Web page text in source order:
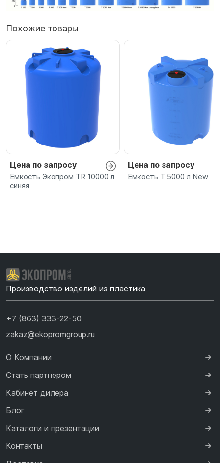
Похожие товары
Цена по запросу
Емкость Экопром TR 10000 л
синяя
Цена по запросу
Емкость T 5000 л New
Производство изделий из пластика
+7 (863) 333-22-50
zakaz@ekopromgroup.ru
О Компании
Стать партнером
Кабинет дилера
Блог
Каталоги и презентации
Контакты